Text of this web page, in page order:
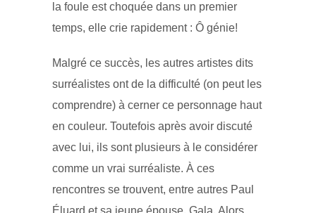
la foule est choquée dans un premier
temps, elle crie rapidement : Ô génie!
Malgré ce succès, les autres artistes dits
surréalistes ont de la difficulté (on peut les
comprendre) à cerner ce personnage haut
en couleur. Toutefois après avoir discuté
avec lui, ils sont plusieurs à le considérer
comme un vrai surréaliste. À ces
rencontres se trouvent, entre autres Paul